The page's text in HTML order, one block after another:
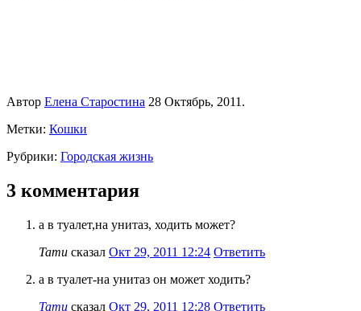
Автор Елена Старостина 28 Октябрь, 2011.
Метки: Кошки
Рубрики: Городская жизнь
3 комментария
а в туалет,на унитаз, ходить может?
Тати сказал Окт 29, 2011 12:24 Ответить
а в туалет-на унитаз он может ходить?
Тати сказал Окт 29, 2011 12:28 Ответить